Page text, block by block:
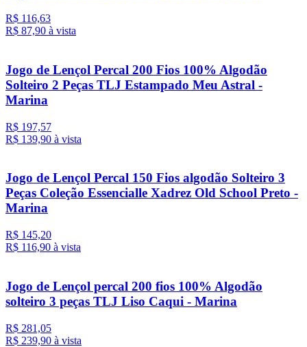
R$ 116,63
R$ 87,90 à vista
Jogo de Lençol Percal 200 Fios 100% Algodão
Solteiro 2 Peças TLJ Estampado Meu Astral -
Marina
R$ 197,57
R$ 139,90 à vista
Jogo de Lençol Percal 150 Fios algodão Solteiro 3
Peças Coleção Essencialle Xadrez Old School Preto -
Marina
R$ 145,20
R$ 116,90 à vista
Jogo de Lençol percal 200 fios 100% Algodão
solteiro 3 peças TLJ Liso Caqui - Marina
R$ 281,05
R$ 239,90 à vista